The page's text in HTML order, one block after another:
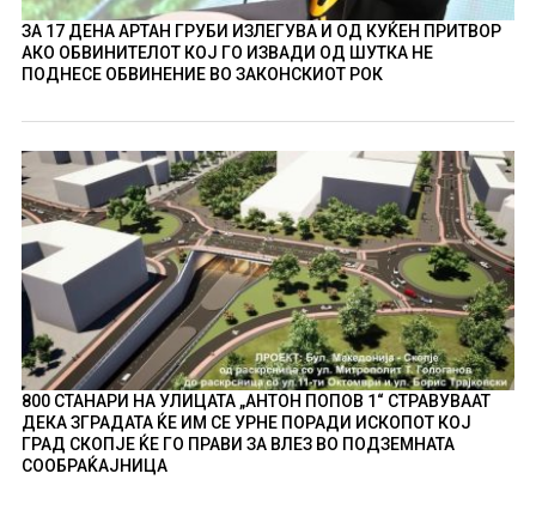
ЗА 17 ДЕНА АРТАН ГРУБИ ИЗЛЕГУВА И ОД КУЌЕН ПРИТВОР
АКО ОБВИНИТЕЛОТ КОЈ ГО ИЗВАДИ ОД ШУТКА НЕ
ПОДНЕСЕ ОБВИНЕНИЕ ВО ЗАКОНСКИОТ РОК
800 СТАНАРИ НА УЛИЦАТА „АНТОН ПОПОВ 1“ СТРАВУВААТ
ДЕКА ЗГРАДАТА ЌЕ ИМ СЕ УРНЕ ПОРАДИ ИСКОПОТ КОЈ
ГРАД СКОПЈЕ ЌЕ ГО ПРАВИ ЗА ВЛЕЗ ВО ПОДЗЕМНАТА
СООБРАЌАЈНИЦА